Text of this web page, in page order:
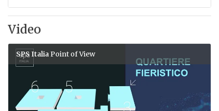
Video
SPS ItaliaPoint of View